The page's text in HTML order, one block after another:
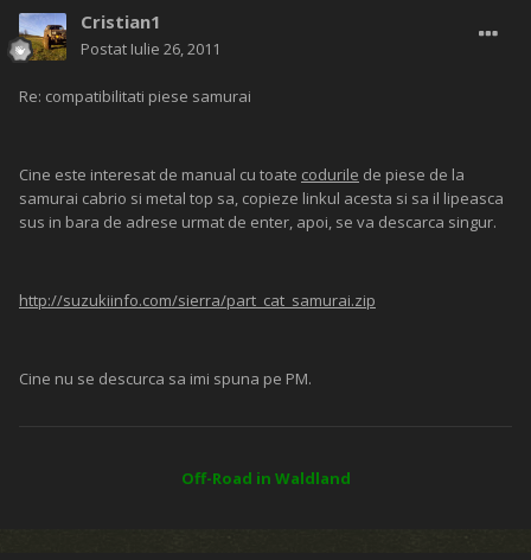
Cristian1
Postat Iulie 26, 2011
Re: compatibilitati piese samurai
Cine este interesat de manual cu toate codurile de piese de la
samurai cabrio si metal top sa, copieze linkul acesta si sa il lipeasca
sus in bara de adrese urmat de enter, apoi, se va descarca singur.
http://suzukiinfo.com/sierra/part_cat_samurai.zip
Cine nu se descurca sa imi spuna pe PM.
Off-Road in Waldland